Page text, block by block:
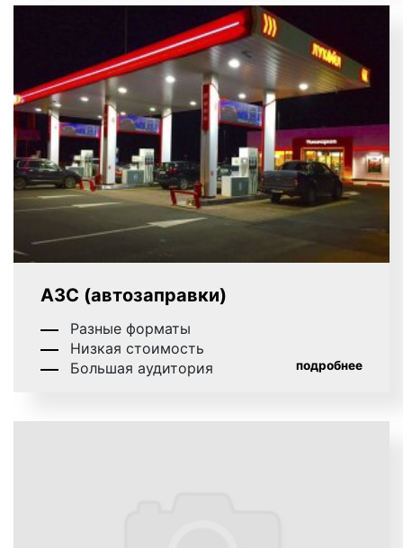
АЗС (автозаправки)
Разные форматы
Низкая стоимость
Большая аудитория
подробнее